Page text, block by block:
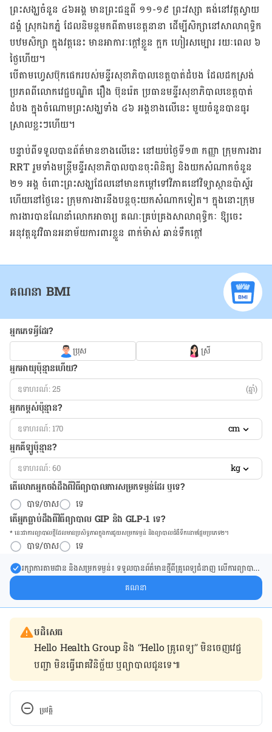
ព្រះសង្ឃ​ចំនួន ៤៦អង្គ មាន​ព្រះជន្ម​ពី ១១-១៩ ព្រះវស្សា គង់​នៅ​វត្ត​ស្វាយ​
ដង្គំ ស្រុក​ឯកភ្នំ ដែល​និមន្ត​មក​ពី​តាម​ខេត្ត​នានា ដើម្បី​សិក្សា​នៅ​សាលា​ពុទ្ធិក​
បឋមសិក្សា ក្នុង​វត្ត​នេះ មាន​អាការៈ​ក្តៅ​ខ្លួន ក្អក ហៀរសម្បោរ រយៈ​ពេល ៦
ថ្ងៃហើយ។
បើ​តាម​ហ្វេសប៊ុក​ផេក​របស់​មន្ទីរ​សុខាភិបាល​ខេត្ត​បាត់ដំបង ដែល​ដក​ស្រង់​
ប្រភព​ពី​លោក​វេជ្ជបណ្ឌិត រឿង ប៊ុនរ៉េត ប្រធាន​មន្ទីរ​សុខាភិបាល​ខេត្ត​បាត់
ដំបង ក្នុង​ចំណោម​ព្រះសង្ឃ​ទាំង ៤៦ អង្គ​ខាង​លើ​នេះ មួយ​ចំនួន​បាន​ធូរ
ស្រាល​ខ្លះៗ​ហើយ។
បន្ទាប់​ពី​ទទួល​បាន​ព័ត៌មាន​ខាង​លើ​នេះ នៅយប់ថ្ងៃទី១៣ កញ្ញា ក្រុម​ការងារ
RRT រួមទាំងមន្ត្រីមន្ទីរ​សុខាភិបាល​បាន​ចុះ​ពិនិត្យ​ និង​យក​សំណាក​ចំនួន
២១ អង្គ ចំពោះ​ព្រះ​សង្ឃ​ដែល​នៅ​មាន​កម្តៅទៅវិភាគនៅវិទ្យាស្ថានប៉ាស្ទ័រ
ហើយ​នៅ​ថ្ងៃនេះ ក្រុម​ការងារ​នឹង​បន្ត​ចុះ​យក​សំណាក​ទៀត។ ក្នុងនោះ​ក្រុម​
ការងារ​បាន​ណែនាំលោក​អាចារ្យ គណៈ​គ្រប់​គ្រង​សាលាពុទ្ធិកៈ ឱ្យ​ចេះ​
អនុវត្ត​នូវ​វិធាន​អនាម័យ​ការពារ​ខ្លួន ពាក់​ម៉ាស់ ឆាន់ទឹកក្តៅ
គណនា BMI
អ្នកភេទអ្វីដែរ?
ប្រុស ស្រី
អ្នកអាយុប៉ុន្មានហើយ?
(ឆ្នាំ)
អ្នកកម្ពស់ប៉ុន្មាន?
cm
អ្នកគីឡូប៉ុន្មាន?
kg
តើលោកអ្នកចង់ដឹង​ពីវិធីព្យាបាលការសម្រកទម្ងន់ដែរ ឬទេ?
បាទ/ចាស
ទេ
តើអ្នកធ្លាប់ដឹងពីវិធីព្យាបាល GIP និង GLP-1 ទេ?
* នេះ​ជា​ការ​ព្យា​បាល​ថ្មីដែល​​មាន​ប្រសិទ្ធ​ភាព​ក្នុង​ការ​ជួយ​សម្រក​ទម្ងន់ និង​ព្យា​បាល​ជំ​ងឺ​ទឹក​នោម​ផ្អែម​ប្រភេទ២។
បាទ/ចាស ទេ
រក្សា​ការ​តាមដាន និងសម្រក​ទម្ងន់៖ ទទួលបាន​ព័ត៌​មាន​ថ្មី​ពី​គ្រូពេទ្យ​ជំនាញ លើ​ការ​ព្យា​បាល​
ការសម្រក​ទម្ងន់ និងការផ្តល់ជំនួយដោយផ្ទាល់​ក្នុង​ប្រអប់​សារ​របស់​អ្នក។
គណនា
បដិសេធ
Hello Health Group និង “Hello គ្រូពេទ្យ” មិន​ចេញ​វេជ្ជ
បញ្ជា មិន​ធ្វើ​រោគវិនិច្ឆ័យ ឬ​ព្យាបាល​ជូន​ទេ៕
ប្រវត្តិ